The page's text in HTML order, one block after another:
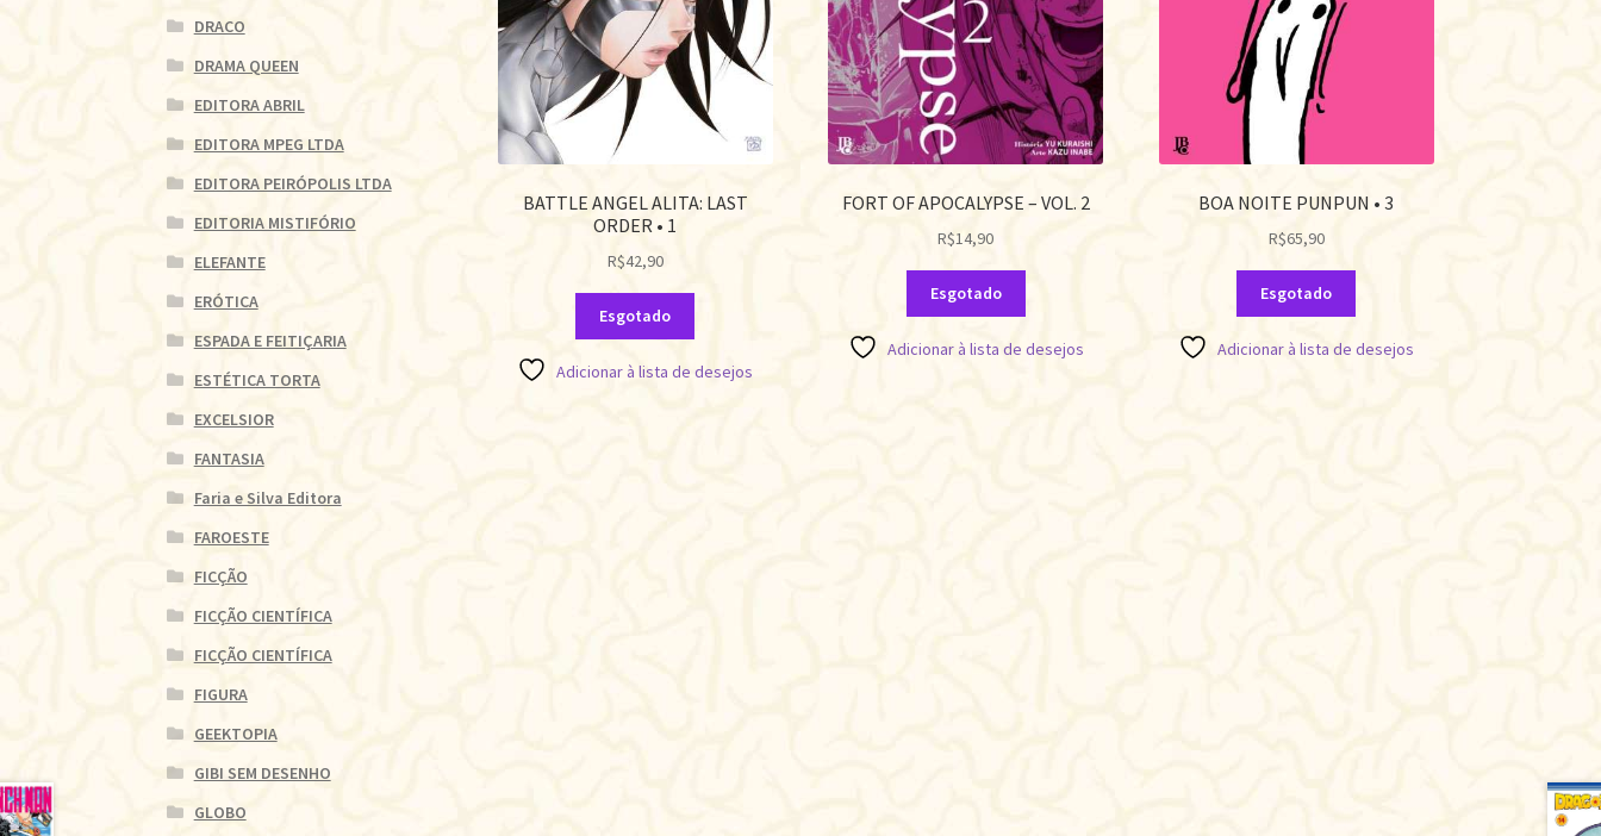
BATTLE ANGEL ALITA: LAST
ORDER • 1
R$42,90
Esgotado
Adicionar à lista de desejos
FORT OF APOCALYPSE – VOL. 2
R$14,90
Esgotado
Adicionar à lista de desejos
BOA NOITE PUNPUN • 3
R$65,90
Esgotado
Adicionar à lista de desejos
DRACO
DRAMA QUEEN
EDITORA ABRIL
EDITORA MPEG LTDA
EDITORA PEIRÓPOLIS LTDA
EDITORIA MISTIFÓRIO
ELEFANTE
ERÓTICA
ESPADA E FEITIÇARIA
ESTÉTICA TORTA
EXCELSIOR
FANTASIA
Faria e Silva Editora
FAROESTE
FICÇÃO
FICÇÃO CIENTÍFICA
FICÇÃO CIENTÍFICA
FIGURA
GEEKTOPIA
GIBI SEM DESENHO
GLOBO